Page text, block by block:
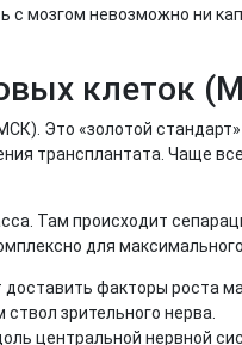
с мозгом невозможно ни
клеток
Это «золотой
трансплантата. Чаще
Там происходит
для
факторы роста
зрительного нерва.
центральной нервной